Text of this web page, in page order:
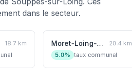
dans le secteur.
18.7 km
Moret-Loing-et-Orvanne
20.4 km
5.0% taux communal